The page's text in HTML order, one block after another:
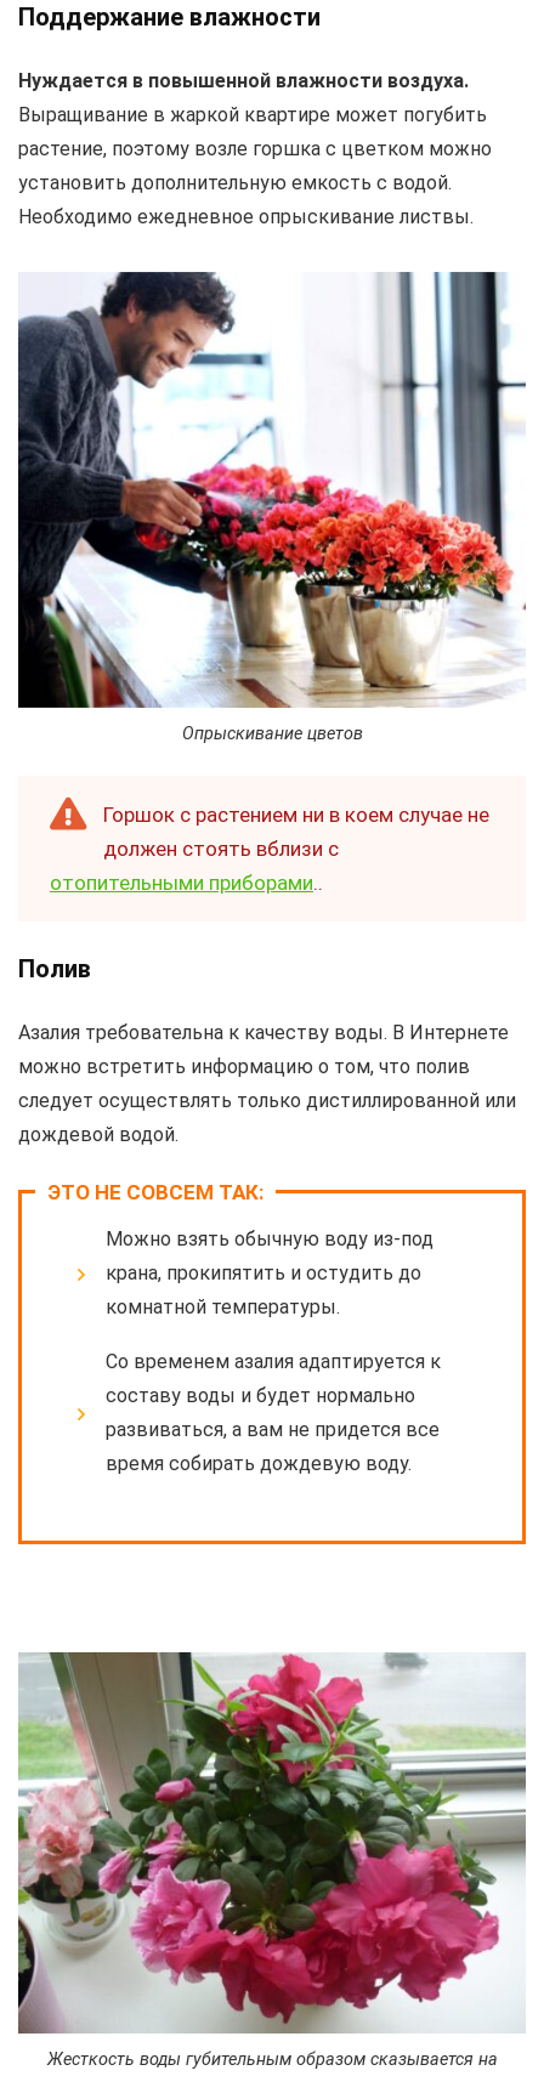
Поддержание влажности
Нуждается в повышенной влажности воздуха.
Выращивание в жаркой квартире может погубить
растение, поэтому возле горшка с цветком можно
установить дополнительную емкость с водой.
Необходимо ежедневное опрыскивание листвы.
Опрыскивание цветов
Горшок с растением ни в коем случае не
должен стоять вблизи с
отопительными приборами..
Полив
Азалия требовательна к качеству воды. В Интернете
можно встретить информацию о том, что полив
следует осуществлять только дистиллированной или
дождевой водой.
ЭТО НЕ СОВСЕМ ТАК:
Можно взять обычную воду из-под
крана, прокипятить и остудить до
комнатной температуры.
Со временем азалия адаптируется к
составу воды и будет нормально
развиваться, а вам не придется все
время собирать дождевую воду.
Жесткость воды губительным образом сказывается на